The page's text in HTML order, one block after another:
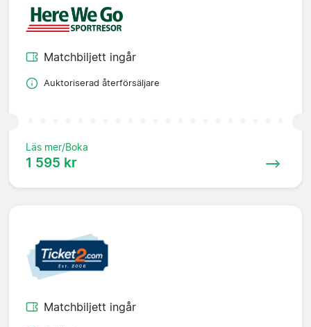
Matchbiljett ingår
Auktoriserad återförsäljare
Läs mer/Boka
1 595 kr
Matchbiljett ingår